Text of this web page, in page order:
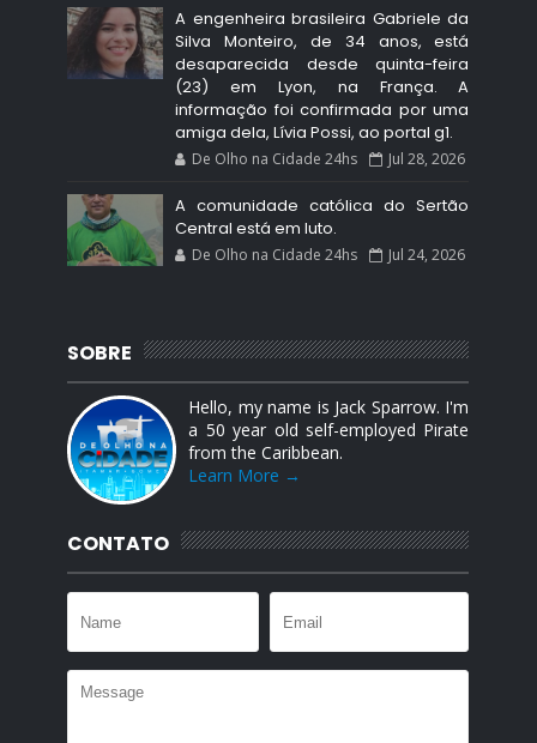
A engenheira brasileira Gabriele da
Silva Monteiro, de 34 anos, está
desaparecida desde quinta-feira
(23) em Lyon, na França. A
informação foi confirmada por uma
amiga dela, Lívia Possi, ao portal g1.
De Olho na Cidade 24hs Jul 28, 2026
A comunidade católica do Sertão
Central está em luto.
De Olho na Cidade 24hs Jul 24, 2026
SOBRE
Hello, my name is Jack Sparrow. I'm
a 50 year old self-employed Pirate
from the Caribbean.
Learn More →
CONTATO